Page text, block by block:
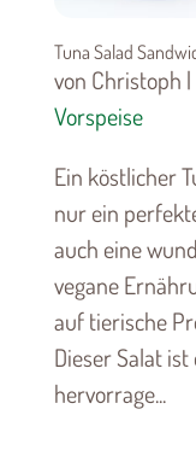
Tuna Salad
von Christoph
Vorspeise
Ein köstlicher
nur ein
auch eine
vegane
auf tierische
Dieser Salat
hervorrage...